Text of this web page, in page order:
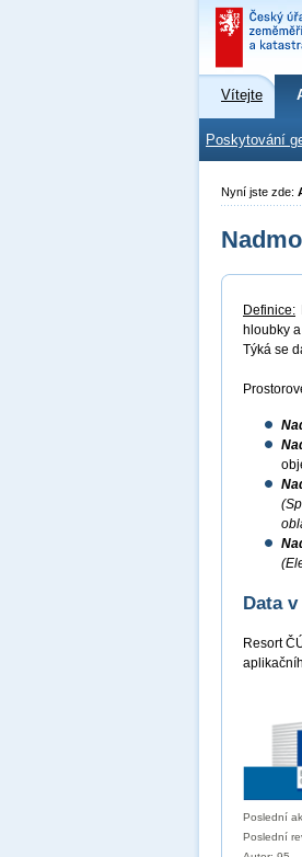
Vítejte
Poskytování
Nyní jste zde:
Definice:
hloubky
Týká se
Data
Resort
Poslední
Poslední